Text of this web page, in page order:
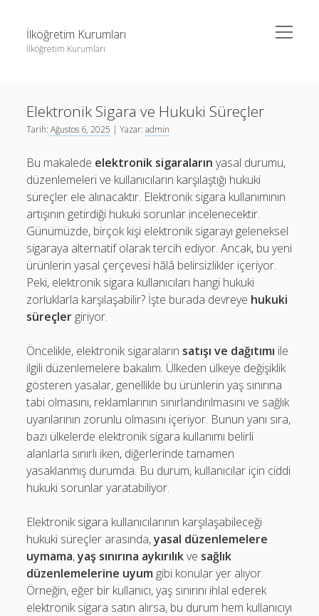
İlköğretim Kurumları
İlköğretim Kurumları
menüyü
aç
Sayfa Listesi
Spotify Dinlenme Gönderme Hilesi Parasız
Threads Takipçi Yükseltme Hilesi
Twitter Profil Resmi Kalite Sorunu
Sayfa Listesi
Spotify Dinlenme Gönderme Hilesi Parasız
Threads Takipçi Yükseltme Hilesi
Twitter Profil Resmi Kalite Sorunu
Elektronik Sigara ve Hukuki Süreçler
Tarih:Ağustos 6, 2025 | Yazar:admin
Bu makalede elektronik sigaraların yasal durumu,
düzenlemeleri ve kullanıcıların karşılaştığı hukuki
süreçler ele alınacaktır. Elektronik sigara kullanımının
artışının getirdiği hukuki sorunlar incelenecektir.
Günümüzde, birçok kişi elektronik sigarayı geleneksel
sigaraya alternatif olarak tercih ediyor. Ancak, bu yeni
ürünlerin yasal çerçevesi hâlâ belirsizlikler içeriyor.
Peki, elektronik sigara kullanıcıları hangi hukuki
zorluklarla karşılaşabilir? İşte burada devreye hukuki
süreçler giriyor.
Öncelikle, elektronik sigaraların satışı ve dağıtımı ile
ilgili düzenlemelere bakalım. Ülkeden ülkeye değişiklik
gösteren yasalar, genellikle bu ürünlerin yaş sınırına
tabi olmasını, reklamlarının sınırlandırılmasını ve sağlık
uyarılarının zorunlu olmasını içeriyor. Bunun yanı sıra,
bazı ülkelerde elektronik sigara kullanımı belirli
alanlarla sınırlı iken, diğerlerinde tamamen
yasaklanmış durumda. Bu durum, kullanıcılar için ciddi
hukuki sorunlar yaratabiliyor.
Elektronik sigara kullanıcılarının karşılaşabileceği
hukuki süreçler arasında,yasal düzenlemelere
uymama,yaş sınırına aykırılıkve sağlık
düzenlemelerine uyum gibi konular yer alıyor.
Örneğin, eğer bir kullanıcı, yaş sınırını ihlal ederek
elektronik sigara satın alırsa, bu durum hem kullanıcıyı